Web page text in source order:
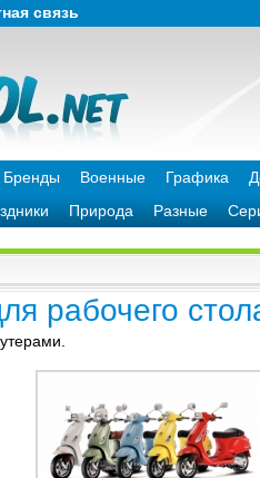
связь
Бренды Военные Графика
Природа Разные
рабочего